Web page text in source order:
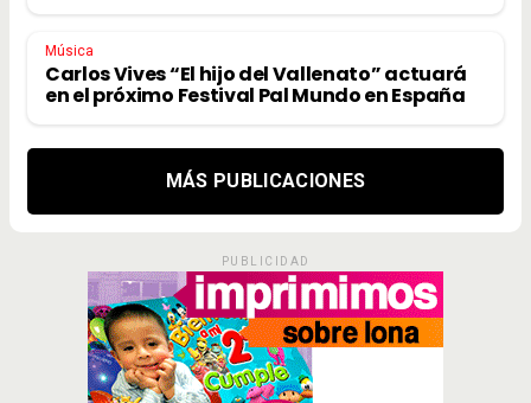
Música
Carlos Vives “El hijo del Vallenato” actuará
en el próximo Festival Pal Mundo en España
MÁS PUBLICACIONES
PUBLICIDAD